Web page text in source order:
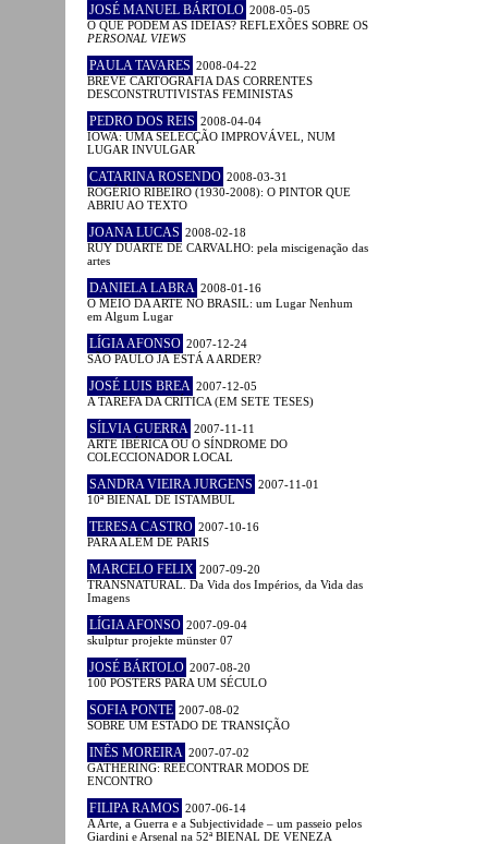
JOSÉ MANUEL BÁRTOLO 2008-05-05
O QUE PODEM AS IDEIAS? REFLEXÕES SOBRE OS
PERSONAL VIEWS
PAULA TAVARES 2008-04-22
BREVE CARTOGRAFIA DAS CORRENTES
DESCONSTRUTIVISTAS FEMINISTAS
PEDRO DOS REIS 2008-04-04
IOWA: UMA SELECÇÃO IMPROVÁVEL, NUM
LUGAR INVULGAR
CATARINA ROSENDO 2008-03-31
ROGÉRIO RIBEIRO (1930-2008): O PINTOR QUE
ABRIU AO TEXTO
JOANA LUCAS 2008-02-18
RUY DUARTE DE CARVALHO: pela miscigenação das
artes
DANIELA LABRA 2008-01-16
O MEIO DA ARTE NO BRASIL: um Lugar Nenhum
em Algum Lugar
LÍGIA AFONSO 2007-12-24
SÃO PAULO JÁ ESTÁ A ARDER?
JOSÉ LUIS BREA 2007-12-05
A TAREFA DA CRÍTICA (EM SETE TESES)
SÍLVIA GUERRA 2007-11-11
ARTE IBÉRICA OU O SÍNDROME DO
COLECCIONADOR LOCAL
SANDRA VIEIRA JURGENS 2007-11-01
10ª BIENAL DE ISTAMBUL
TERESA CASTRO 2007-10-16
PARA ALÉM DE PARIS
MARCELO FELIX 2007-09-20
TRANSNATURAL. Da Vida dos Impérios, da Vida das
Imagens
LÍGIA AFONSO 2007-09-04
skulptur projekte münster 07
JOSÉ BÁRTOLO 2007-08-20
100 POSTERS PARA UM SÉCULO
SOFIA PONTE 2007-08-02
SOBRE UM ESTADO DE TRANSIÇÃO
INÊS MOREIRA 2007-07-02
GATHERING: REECONTRAR MODOS DE
ENCONTRO
FILIPA RAMOS 2007-06-14
A Arte, a Guerra e a Subjectividade – um passeio pelos
Giardini e Arsenal na 52ª BIENAL DE VENEZA